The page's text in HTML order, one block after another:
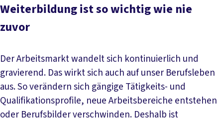
Weiterbildung ist so wichtig wie nie
zuvor
Der Arbeitsmarkt wandelt sich kontinuierlich und
gravierend. Das wirkt sich auch auf unser Berufsleben
aus. So verändern sich gängige Tätigkeits- und
Qualifikationsprofile, neue Arbeitsbereiche entstehen
oder Berufsbilder verschwinden. Deshalb ist